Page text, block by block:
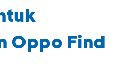
Oppo Find